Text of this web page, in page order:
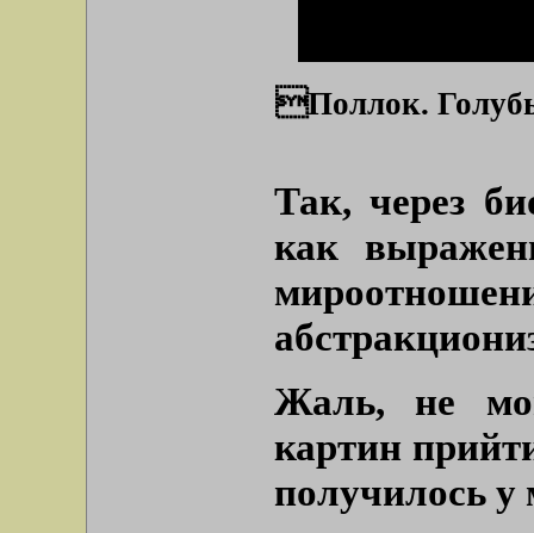
Поллок.
Так, через
как
Жаль, не
картин
получилось